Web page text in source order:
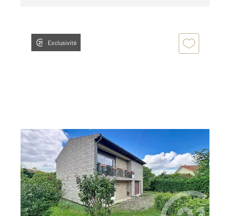
Exclusivité
LE CENDRE 63
137,14 m2, 8 pièces
Ref : 12140
Maison à vendre
259 000 €
Visiter le site dédié